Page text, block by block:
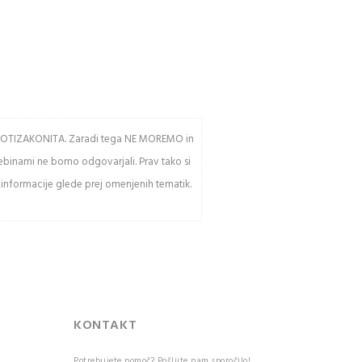
Zaradi tega NE MOREMO in
ne bomo odgovarjali. Prav tako si
glede prej omenjenih tematik.
KONTAKT